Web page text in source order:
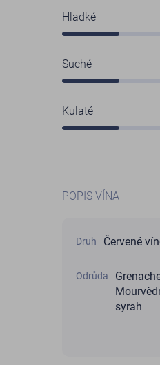
Hladké
Suché
Kulaté
POPIS VÍNA
Druh Červené
Odrůda
syrah